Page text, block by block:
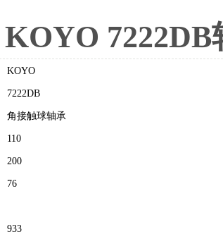
KOYO 7222DB
KOYO
7222DB
角接触球轴承
110
200
76
933